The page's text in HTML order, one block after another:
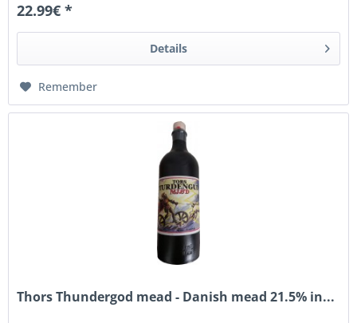
22.99€ *
Details
Remember
Thors Thundergod mead - Danish mead 21.5% in...